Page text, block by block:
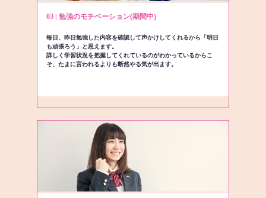
03 | 勉強のモチベーション(期間中)
毎日、昨日勉強した内容を確認して声かけしてくれるから「明日
も頑張ろう」と思えます。
詳しく学習状況を把握してくれているのがわかっているからこ
そ、たまに言われるよりも断然やる気が出ます。